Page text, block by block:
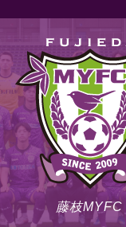
藤枝MYFC